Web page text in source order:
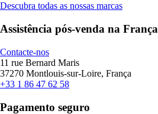
Descubra todas as nossas marcas
Assistência pós-venda na França
Contacte-nos
11 rue Bernard Maris
37270 Montlouis-sur-Loire, França
+33 1 86 47 62 58
Pagamento seguro